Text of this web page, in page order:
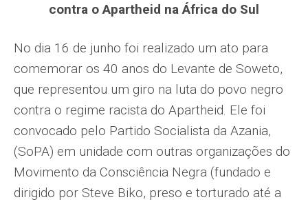
contra o Apartheid na África do Sul
No dia 16 de junho foi realizado um ato para
comemorar os 40 anos do Levante de Soweto,
que representou um giro na luta do povo negro
contra o regime racista do Apartheid. Ele foi
convocado pelo Partido Socialista da Azania,
(SoPA) em unidade com outras organizações do
Movimento da Consciência Negra (fundado e
dirigido por Steve Biko, preso e torturado até a